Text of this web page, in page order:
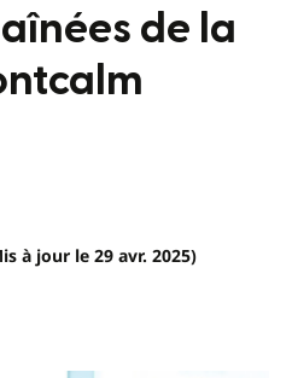
de la
à jour le 29 avr. 2025)